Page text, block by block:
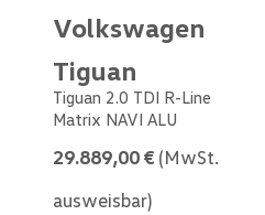
Volkswagen
Tiguan
Tiguan 2.0 TDI R-Line
Matrix NAVI ALU
29.889,00 € (MwSt.
ausweisbar)